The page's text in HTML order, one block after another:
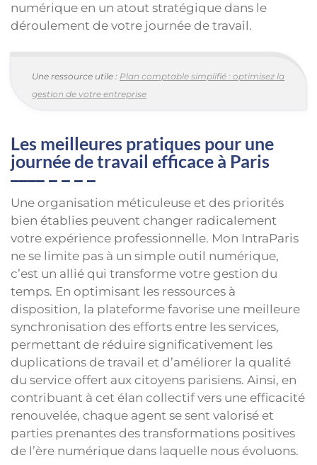
numérique en un atout stratégique dans le
déroulement de votre journée de travail.
Une ressource utile : Plan comptable simplifié : optimisez la
gestion de votre entreprise
Les meilleures pratiques pour une
journée de travail efficace à Paris
Une organisation méticuleuse et des priorités
bien établies peuvent changer radicalement
votre expérience professionnelle. Mon IntraParis
ne se limite pas à un simple outil numérique,
c’est un allié qui transforme votre gestion du
temps. En optimisant les ressources à
disposition, la plateforme favorise une meilleure
synchronisation des efforts entre les services,
permettant de réduire significativement les
duplications de travail et d’améliorer la qualité
du service offert aux citoyens parisiens. Ainsi, en
contribuant à cet élan collectif vers une efficacité
renouvelée, chaque agent se sent valorisé et
parties prenantes des transformations positives
de l’ère numérique dans laquelle nous évoluons.